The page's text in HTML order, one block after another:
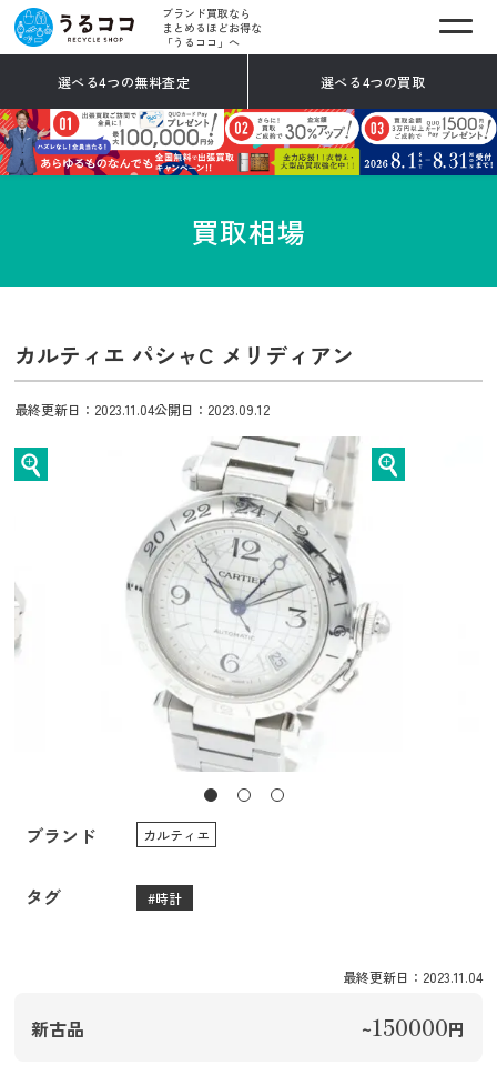
ブランド買取なら
まとめるほどお得な
「うるココ」へ
選べる4つの無料査定 選べる4つの買取
買取相場
カルティエ パシャC メリディアン
最終更新日：2023.11.04公開日：2023.09.12
ブランド カルティエ
タグ 時計
最終更新日：2023.11.04
新古品 ~150000円